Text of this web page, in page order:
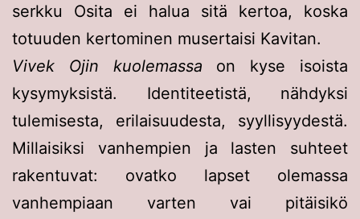
serkku Osita ei halua sitä kertoa, koska
totuuden kertominen musertaisi Kavitan.
Vivek Ojin kuolemassa on kyse isoista
kysymyksistä. Identiteetistä, nähdyksi
tulemisesta, erilaisuudesta, syyllisyydestä.
Millaisiksi vanhempien ja lasten suhteet
rakentuvat: ovatko lapset olemassa
vanhempiaan varten vai pitäisikö